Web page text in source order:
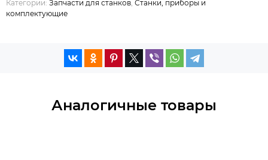
Категории: Запчасти для станков, Станки, приборы и
комплектующие
Аналогичные товары